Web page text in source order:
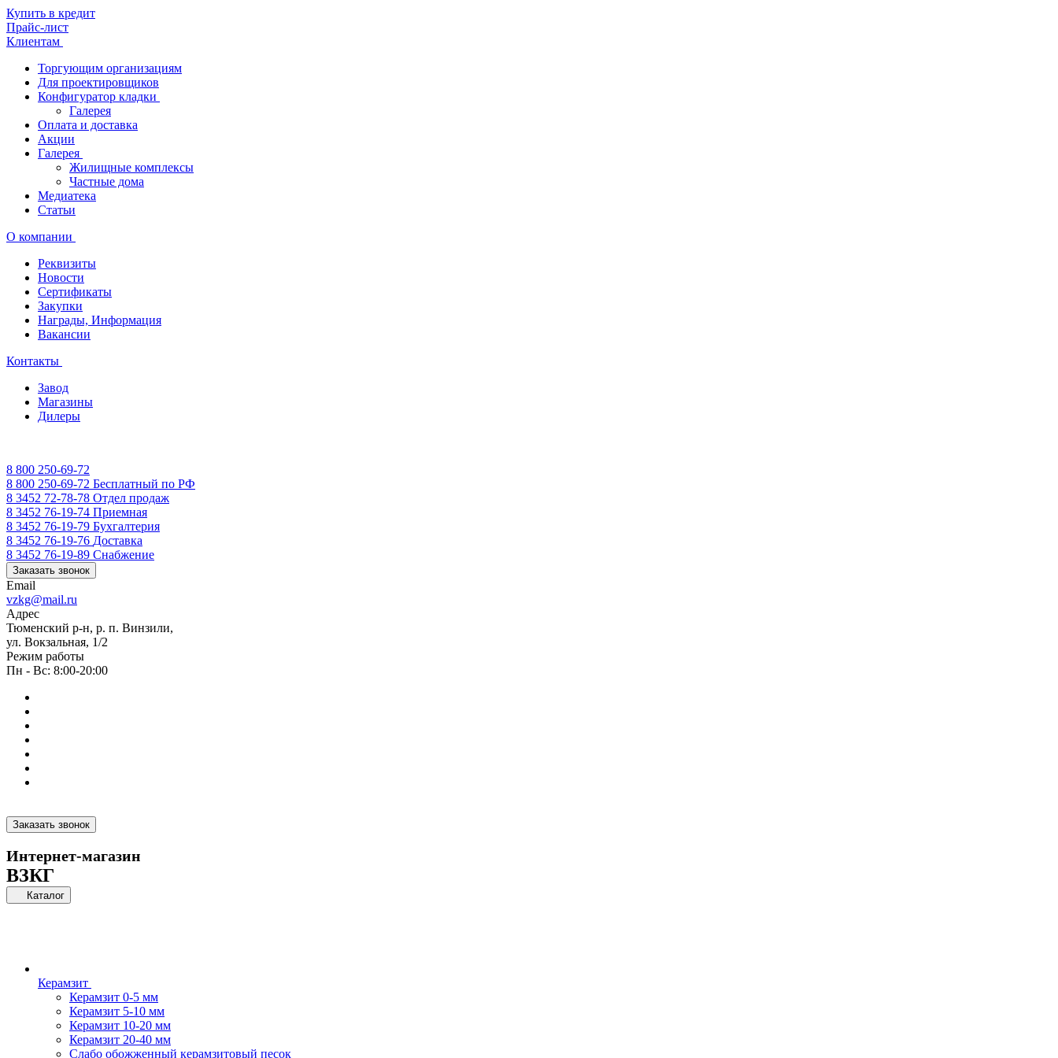
Купить в кредит
Прайс-лист
Клиентам
Торгующим организациям
Для проектировщиков
Конфигуратор кладки
Галерея
Оплата и доставка
Акции
Галерея
Жилищные комплексы
Частные дома
Медиатека
Статьи
О компании
Реквизиты
Новости
Сертификаты
Закупки
Награды, Информация
Вакансии
Контакты
Завод
Магазины
Дилеры
8 800 250-69-72
8 800 250-69-72 Бесплатный по РФ
8 3452 72-78-78 Отдел продаж
8 3452 76-19-74 Приемная
8 3452 76-19-79 Бухгалтерия
8 3452 76-19-76 Доставка
8 3452 76-19-89 Снабжение
Заказать звонок
Email
vzkg@mail.ru
Адрес
Тюменский р-н, р. п. Винзили,
ул. Вокзальная, 1/2
Режим работы
Пн - Вс: 8:00-20:00
Заказать звонок
Интернет-магазин
ВЗКГ
Каталог
Керамзит
Керамзит 0-5 мм
Керамзит 5-10 мм
Керамзит 10-20 мм
Керамзит 20-40 мм
Слабо обожженный керамзитовый песок